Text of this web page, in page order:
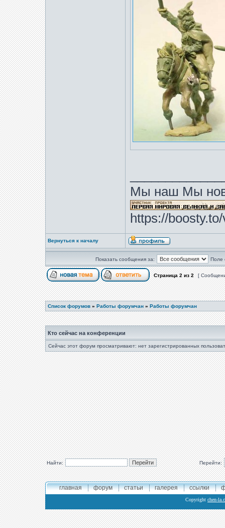
Мы наш Мы
https://
Вернуться к началу
Показать сообщения за: Поле
Страница2из2 [
Список форумов » Работы форумчан » Работы форумчан
Кто сейчас на конференции
Сейчас этот форум просматривают: нет зарегистрированных
Найти: Перейти:
главная форум статьи галерея ссылки
Copyright chen-